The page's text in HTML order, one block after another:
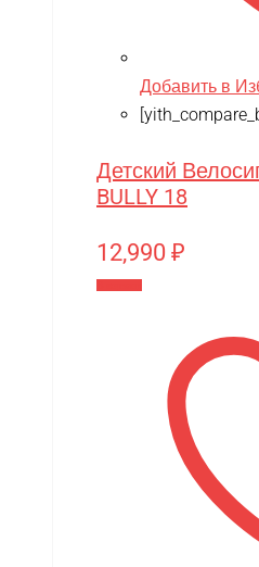
Добавить в
Детский
BULLY 18
12,990 ₽